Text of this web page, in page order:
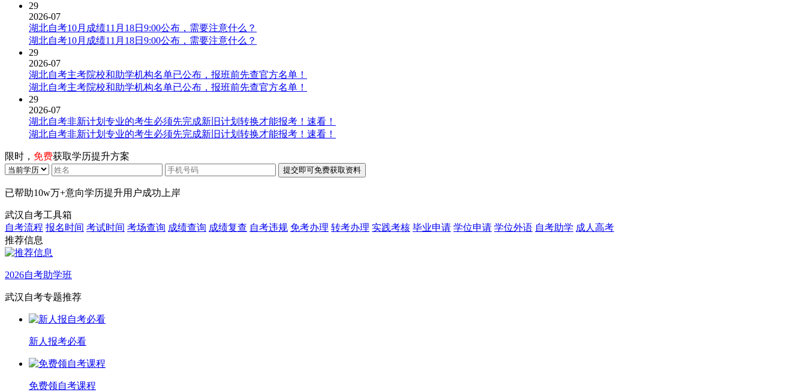
29
2026-07
湖北自考10月成绩11月18日9:00公布，需要注意什么？
湖北自考10月成绩11月18日9:00公布，需要注意什么？
29
2026-07
湖北自考主考院校和助学机构名单已公布，报班前先查官方名单！
湖北自考主考院校和助学机构名单已公布，报班前先查官方名单！
29
2026-07
湖北自考非新计划专业的考生必须先完成新旧计划转换才能报考！速看！
湖北自考非新计划专业的考生必须先完成新旧计划转换才能报考！速看！
限时， 免费获取学历提升方案
已帮助10w万+意向学历提升用户成功上岸
武汉自考工具箱
自考流程 报名时间 考试时间 考场查询 成绩查询 成绩复查 自考违规 免考办理 转考办理 实践考核 毕业申请 学位申请 学位外语 自考助学 成人高考
推荐信息
2026自考助学班
武汉自考专题推荐
新人报考必看
免费领自考课程